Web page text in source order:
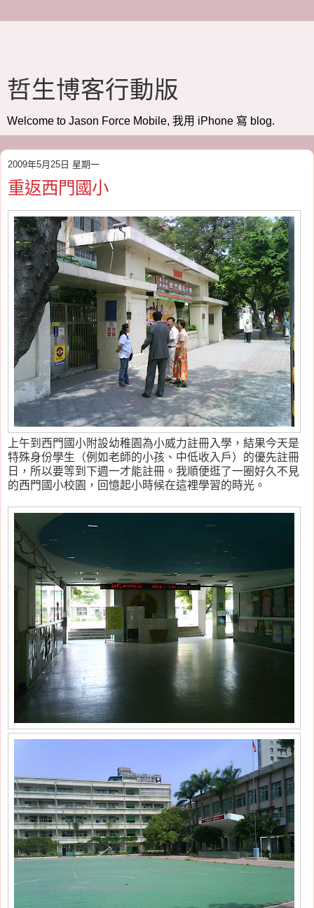
哲生博客行動版
Welcome to Jason Force Mobile, 我用 iPhone 寫 blog.
2009年5月25日 星期一
重返西門國小
上午到西門國小附設幼稚園為小威力註冊入學，結果今天是
特殊身份學生（例如老師的小孩、中低收入戶）的優先註冊
日，所以要等到下週一才能註冊。我順便逛了一圈好久不見
的西門國小校園，回憶起小時候在這裡學習的時光。